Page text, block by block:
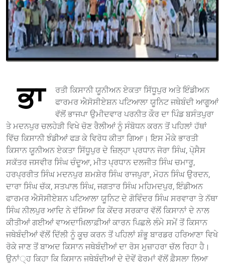
ਭਾ
ਰਤੀ ਕਿਸਾਨੀ ਯੂਨੀਅਨ ਏਕਤਾ ਸਿੱਧੂਪੁਰ ਅਤੇ ਇੰਡੀਅਨ
ਫਾਰਮਰ ਐਸੋਸੀਏਸ਼ਨ ਪਟਿਆਲਾ ਯੂਨਿਟ ਜਥੇਬੰਦੀ ਆਗੂਆਂ
ਵੱਲੋਂ ਭਾਜਪਾ ਉਮੀਦਵਾਰ ਪਰਨੀਤ ਕੌਰ ਦਾ ਪਿੰਡ ਬਸੰਤਪੁਰਾ
ਤੇ ਮਦਨਪੁਰ ਚਲਹੇੜੀ ਵਿਖੇ ਚੋਣ ਰੈਲੀਆਂ ਨੂੰ ਸੰਬੋਧਨ ਕਰਨ ਤੋਂ ਪਹਿਲਾਂ ਹੱਥਾਂ
ਵਿੱਚ ਕਿਸਾਨੀ ਝੰਡੀਆਂ ਫੜ ਕੇ ਵਿਰੋਧ ਕੀਤਾ ਗਿਆ। ਇਸ ਮੌਕੇ ਭਾਰਤੀ
ਕਿਸਾਨ ਯੂਨੀਅਨ ਏਕਤਾ ਸਿੱਧੂਪੁਰ ਦੇ ਜ਼ਿਲ੍ਹਾ ਪ੍ਰਧਾਨ ਜੋਰਾ ਸਿੰਘ, ਪੋ੍ਸੈਸ
ਸਕੱਤਰ ਜਸਵੀਰ ਸਿੰਘ ਚੰਦੂਆ, ਮੀਤ ਪ੍ਰਧਾਨ ਦਲਜੀਤ ਸਿੰਘ ਚਮਾਰੂ,
ਹਰਪ੍ਰਰੀਤ ਸਿੰਘ ਮਦਨਪੁਰ ਸ਼ਮਸ਼ੇਰ ਸਿੰਘ ਰਾਜਪੁਰਾ, ਮੋਹਨ ਸਿੰਘ ਉਰਦਨ,
ਦਾਰਾ ਸਿੰਘ ਚੱਕ, ਸਤਪਾਲ ਸਿੰਘ, ਜਗਤਾਰ ਸਿੰਘ ਮਹਿਮਦਪੁਰ, ਇੰਡੀਅਨ
ਫਾਰਮਰ ਐਸੋਸੀਏਸ਼ਨ ਪਟਿਆਲਾ ਯੂਨਿਟ ਦੇ ਗੋਵਿੰਦਰ ਸਿੰਘ ਸਰਵਾਰਾ ਤੇ ਨੱਥਾ
ਸਿੰਘ ਨੀਲਪੁਰ ਆਦਿ ਨੇ ਦੱਸਿਆ ਕਿ ਕੇਂਦਰ ਸਰਕਾਰ ਵੱਲੋਂ ਕਿਸਾਨਾਂ ਦੇ ਨਾਲ
ਕੀਤੀਆਂ ਗਈਆਂ ਵਾਅਦਾਖ਼ਿਲਾਫ਼ੀਆਂ ਕਾਰਨ ਪਿਛਲੇ ਲੰਮੇ ਸਮੇਂ ਤੋਂ ਕਿਸਾਨ
ਜਥੇਬੰਦੀਆਂ ਵੱਲੋਂ ਦਿੱਲੀ ਨੂੰ ਕੂਚ ਕਰਨ ਤੋਂ ਪਹਿਲਾਂ ਸ਼ੰਭੂ ਬਾਰਡਰ ਹਰਿਆਣਾ ਵਿਖੇ
ਰੋਕੇ ਜਾਣ ਤੋਂ ਬਾਅਦ ਕਿਸਾਨ ਜਥੇਬੰਦੀਆਂ ਦਾ ਰੋਸ ਮੁਜ਼ਾਹਰਾ ਚੱਲ ਰਿਹਾ ਹੈ।
ਉਨਾਂ੍ਹ ਕਿਹਾ ਕਿ ਕਿਸਾਨ ਜਥੇਬੰਦੀਆਂ ਦੇ ਦੋਵੇਂ ਫੋਰਮਾਂ ਵੱਲੋਂ ਫ਼ੈਸਲਾ ਲਿਆ